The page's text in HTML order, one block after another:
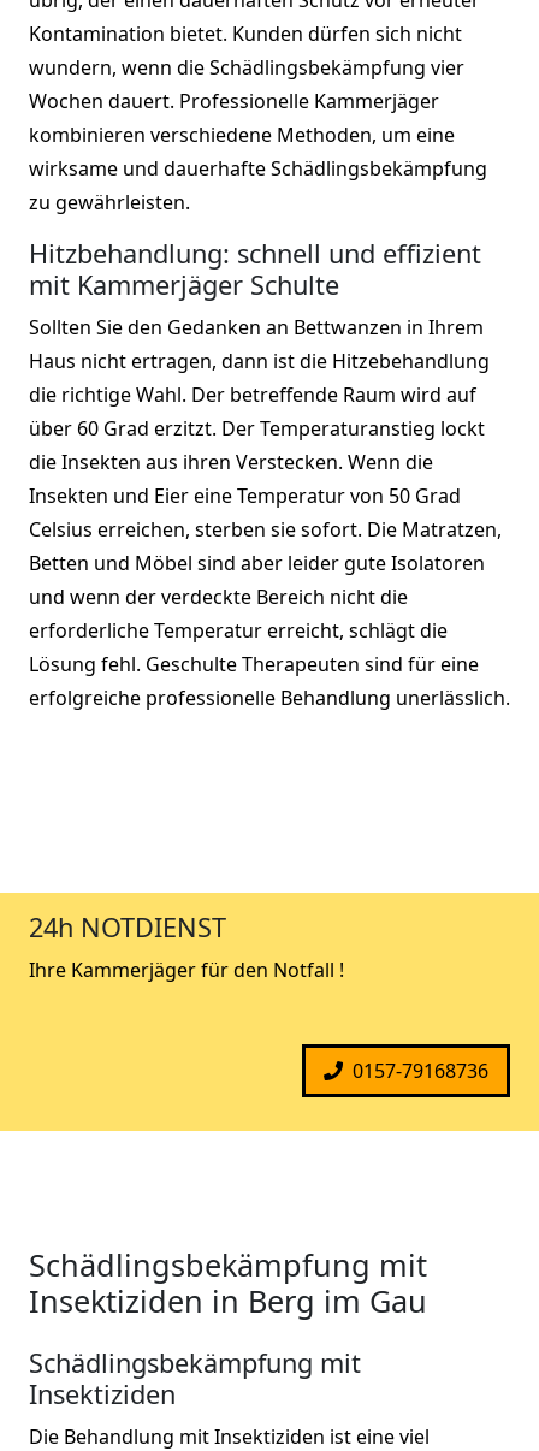
Kontamination bietet. Kunden dürfen sich nicht
wundern, wenn die Schädlingsbekämpfung vier
Wochen dauert. Professionelle Kammerjäger
kombinieren verschiedene Methoden, um eine
wirksame und dauerhafte Schädlingsbekämpfung
zu gewährleisten.
Hitzbehandlung: schnell und effizient
mit Kammerjäger Schulte
Sollten Sie den Gedanken an Bettwanzen in Ihrem
Haus nicht ertragen, dann ist die Hitzebehandlung
die richtige Wahl. Der betreffende Raum wird auf
über 60 Grad erzitzt. Der Temperaturanstieg lockt
die Insekten aus ihren Verstecken. Wenn die
Insekten und Eier eine Temperatur von 50 Grad
Celsius erreichen, sterben sie sofort. Die Matratzen,
Betten und Möbel sind aber leider gute Isolatoren
und wenn der verdeckte Bereich nicht die
erforderliche Temperatur erreicht, schlägt die
Lösung fehl. Geschulte Therapeuten sind für eine
erfolgreiche professionelle Behandlung unerlässlich.
24h NOTDIENST
Ihre Kammerjäger für den Notfall !
0157-79168736
Schädlingsbekämpfung mit
Insektiziden in Berg im Gau
Schädlingsbekämpfung mit
Insektiziden
Die Behandlung mit Insektiziden ist eine viel